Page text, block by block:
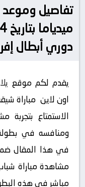
تفاصيل وموعد
دوري أبطال
يقدم لكم موقع
اون لاين مباراة
الاستمتاع بتجربة
في هذا المقال
مباشر في هذه